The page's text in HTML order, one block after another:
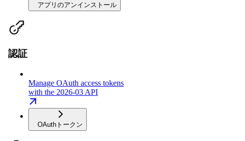
アプリのアンインストール
認証
Manage OAuth access tokens
with the 2026-03 API
OAuthトークン